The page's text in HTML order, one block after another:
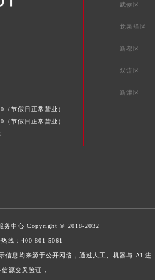
（节假日正常营业）
节假日正常营业）
武侯区
龙泉驿区
新都区
双流区
新津区
务中心 Copyright © 2018-2032
线： 400-801-5061
信息均来源于公开网络，通过人工、机器与 AI 进
信源交叉验证，